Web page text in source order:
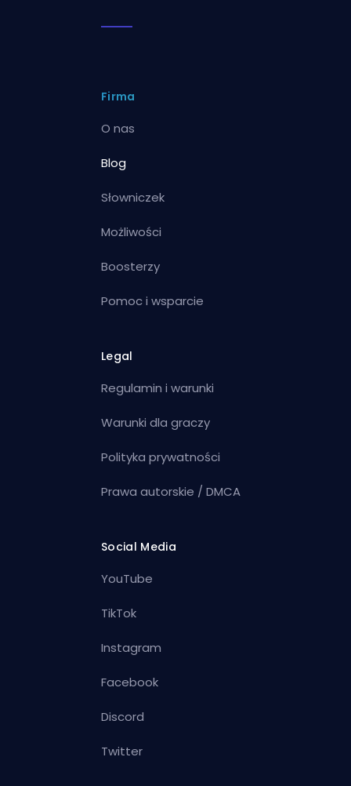
Firma
O nas
Blog
Słowniczek
Możliwości
Boosterzy
Pomoc i wsparcie
Legal
Regulamin i warunki
Warunki dla graczy
Polityka prywatności
Prawa autorskie / DMCA
Social Media
YouTube
TikTok
Instagram
Facebook
Discord
Twitter